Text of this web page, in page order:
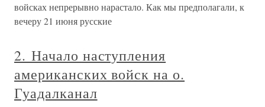
войсках непрерывно нарастало. Как мы предполагали, к
вечеру 21 июня русские
2. Начало наступления
американских войск на о.
Гуадалканал